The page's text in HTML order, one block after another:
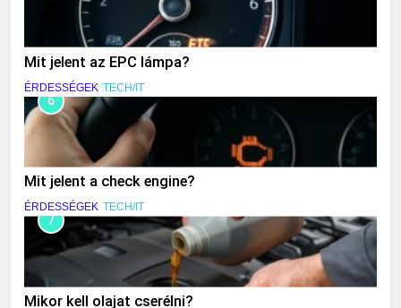
Mit jelent az EPC lámpa?
ÉRDESSÉGEK TECH/IT
6
Mit jelent a check engine?
ÉRDESSÉGEK TECH/IT
7
Mikor kell olajat cserélni?